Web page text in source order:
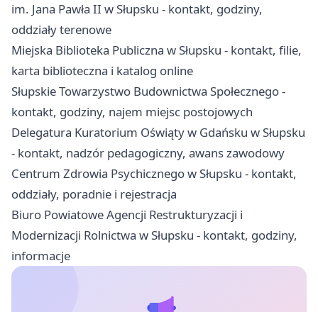
im. Jana Pawła II w Słupsku - kontakt, godziny,
oddziały terenowe
Miejska Biblioteka Publiczna w Słupsku - kontakt, filie,
karta biblioteczna i katalog online
Słupskie Towarzystwo Budownictwa Społecznego -
kontakt, godziny, najem miejsc postojowych
Delegatura Kuratorium Oświąty w Gdańsku w Słupsku
- kontakt, nadzór pedagogiczny, awans zawodowy
Centrum Zdrowia Psychicznego w Słupsku - kontakt,
oddziały, poradnie i rejestracja
Biuro Powiatowe Agencji Restrukturyzacji i
Modernizacji Rolnictwa w Słupsku - kontakt, godziny,
informacje